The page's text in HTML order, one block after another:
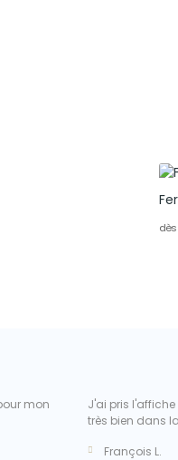
dès
mon
J'ai pris
très bien dans
François L.